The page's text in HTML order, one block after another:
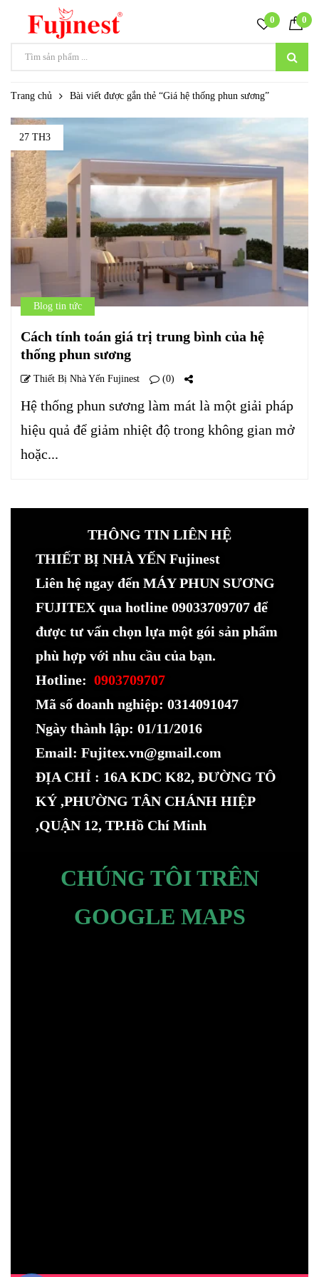
0 0
Trang chủ Bài viết được gắn thẻ “Giá hệ thống phun sương”
27 TH3
Blog tin tức
Cách tính toán giá trị trung bình của hệ
thống phun sương
Thiết Bị Nhà Yến Fujinest (0)
Hệ thống phun sương làm mát là một giải pháp
hiệu quả để giảm nhiệt độ trong không gian mở
hoặc...
THÔNG TIN LIÊN HỆ
THIẾT BỊ NHÀ YẾN Fujinest
Liên hệ ngay đến MÁY PHUN SƯƠNG
FUJITEX qua hotline 09033709707 để
được tư vấn chọn lựa một gói sản phẩm
phù hợp với nhu cầu của bạn.
Hotline: 0903709707
Mã số doanh nghiệp: 0314091047
Ngày thành lập: 01/11/2016
Email: Fujitex.vn@gmail.com
ĐỊA CHỈ : 16A KDC K82, ĐƯỜNG TÔ
KÝ ,PHƯỜNG TÂN CHÁNH HIỆP
,QUẬN 12, TP.Hồ Chí Minh
CHÚNG TÔI TRÊN
GOOGLE MAPS